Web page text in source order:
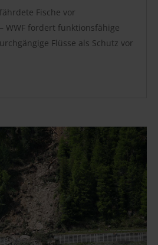
Fische vor
WWF fordert funktionsfähige
Flüsse als Schutz vor